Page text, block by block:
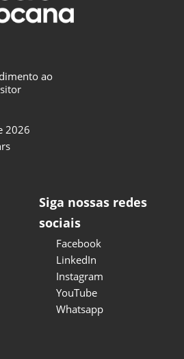
ao
2026
Siga nossas redes
sociais
Facebook
LinkedIn
Instagram
YouTube
Whatsapp